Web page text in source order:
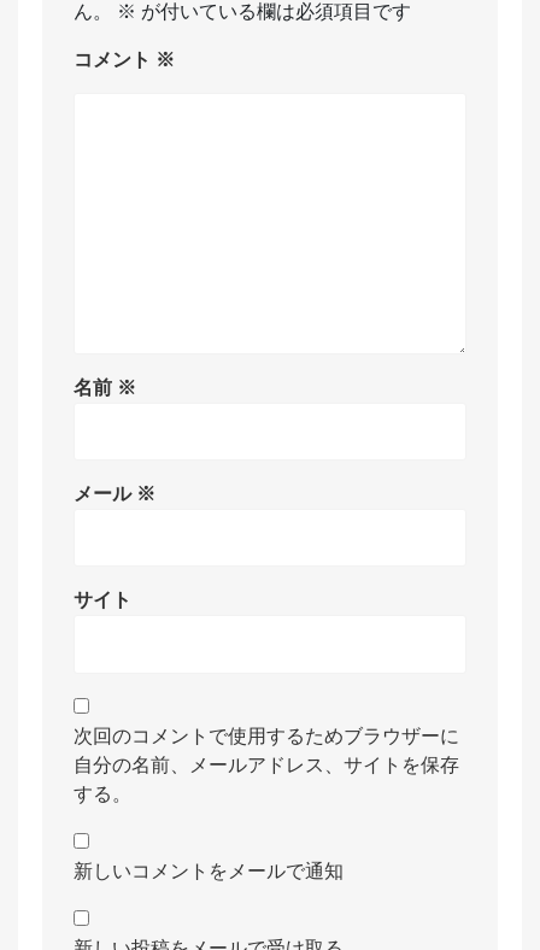
ん。
※ が付いている欄は必須項目です
コメント ※
名前 ※
メール ※
サイト
次回のコメントで使用するためブラウザーに
自分の名前、メールアドレス、サイトを保存
する。
新しいコメントをメールで通知